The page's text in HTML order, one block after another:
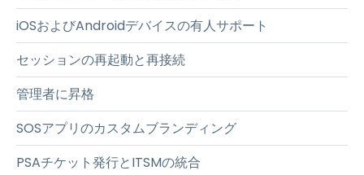
iOSおよびAndroidデバイスの有人サポート
セッションの再起動と再接続
管理者に昇格
SOSアプリのカスタムブランディング
PSAチケット発行とITSMの統合